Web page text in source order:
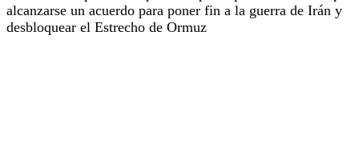
alcanzarse un acuerdo para poner fin a la guerra de Irán y
desbloquear el Estrecho de Ormuz